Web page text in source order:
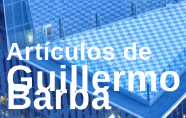
Artículos de
Guillermo
Barba